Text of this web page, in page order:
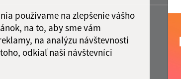
používame na zlepšenie vášho
na to, aby sme vám
na analýzu návštevnosti
odkiaľ naši návštevníci